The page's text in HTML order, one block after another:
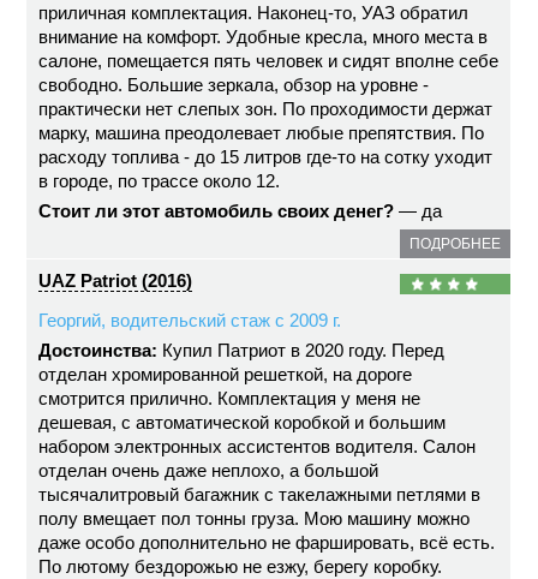
приличная комплектация. Наконец-то, УАЗ обратил
внимание на комфорт. Удобные кресла, много места в
салоне, помещается пять человек и сидят вполне себе
свободно. Большие зеркала, обзор на уровне -
практически нет слепых зон. По проходимости держат
марку, машина преодолевает любые препятствия. По
расходу топлива - до 15 литров где-то на сотку уходит
в городе, по трассе около 12.
Стоит ли этот автомобиль своих денег? — да
ПОДРОБНЕЕ
UAZ Patriot (2016)
Георгий, водительский стаж с 2009 г.
Достоинства: Купил Патриот в 2020 году. Перед
отделан хромированной решеткой, на дороге
смотрится прилично. Комплектация у меня не
дешевая, с автоматической коробкой и большим
набором электронных ассистентов водителя. Салон
отделан очень даже неплохо, а большой
тысячалитровый багажник с такелажными петлями в
полу вмещает пол тонны груза. Мою машину можно
даже особо дополнительно не фаршировать, всё есть.
По лютому бездорожью не езжу, берегу коробку.